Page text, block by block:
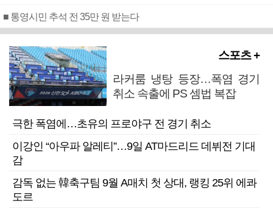
■ 통영시민 추석 전 35만 원 받는다
스포츠 +
라커룸 냉탕 등장…폭염 경기
취소 속출에 PS 셈법 복잡
극한 폭염에…초유의 프로야구 전 경기 취소
이강인 “아우파 알레티”…9일 AT마드리드 데뷔전 기대
감
감독 없는 韓축구팀 9월 A매치 첫 상대, 랭킹 25위 에콰
도르